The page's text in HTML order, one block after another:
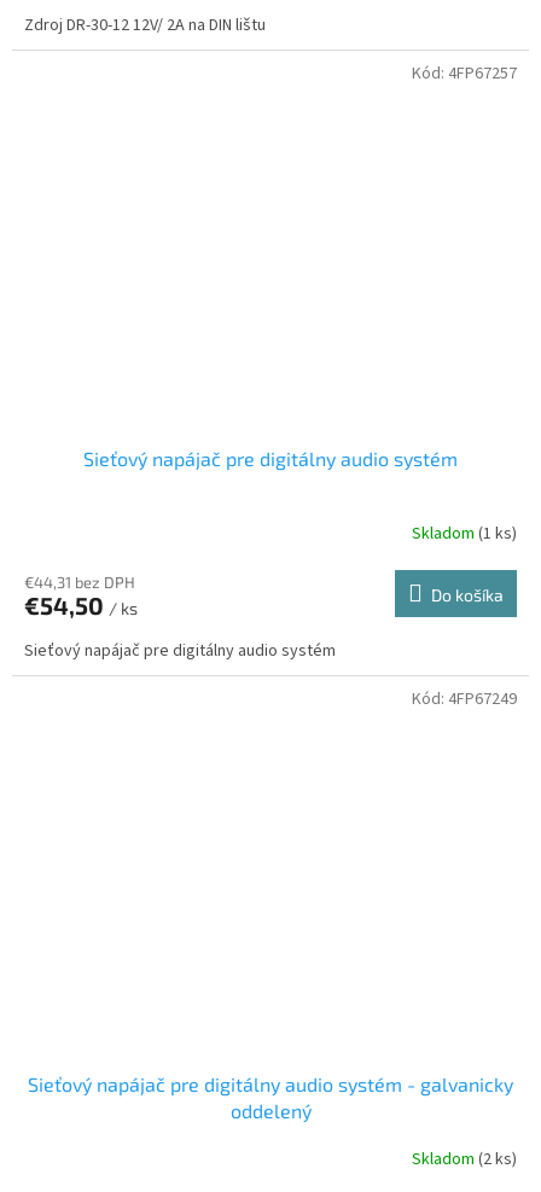
Zdroj DR-30-12 12V/ 2A na DIN lištu
Sieťový napájač pre digitálny audio systém
Skladom (1 ks)
€44,31 bez DPH
€54,50 / ks
Do košíka
Sieťový napájač pre digitálny audio systém
Kód: 4FP67257
Sieťový napájač pre digitálny audio systém - galvanicky
oddelený
Skladom (2 ks)
Kód: 4FP67249